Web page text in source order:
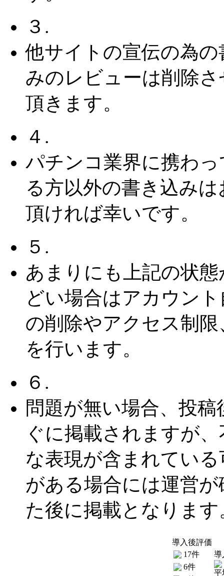
３.
他サイトの宣伝の為の
みのレビューは削除さ
頂きます。
４.
パチンコ業界に携わっ
る方以外の書き込みは
頂ければ幸いです。
５.
あまりにも上記の状態
どい場合はアカウント
の削除やアクセス制限
を行います。
６.
問題が無い場合、投稿
ぐに掲載されますが
な表現が含まれている
がある場合には運営が
た後に掲載となります
導入後評価
17件
6件
導
平